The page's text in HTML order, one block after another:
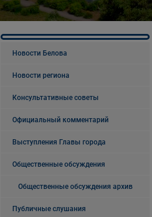
Новости Белова
Новости региона
Консультативные советы
Официальный комментарий
Выступления Главы города
Общественные обсуждения
Общественные обсуждения архив
Публичные слушания